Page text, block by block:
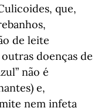
que,
de leite
doenças de
não é
e,
nem infeta